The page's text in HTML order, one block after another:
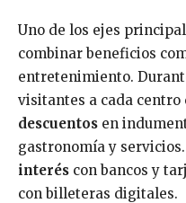
Uno de los ejes
combinar beneficios
entretenimiento.
visitantes a cada centro
descuentos en
gastronomía y
interés con bancos y
con billeteras digitales.